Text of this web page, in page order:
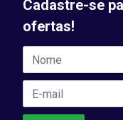
Cadastre-se
ofertas!